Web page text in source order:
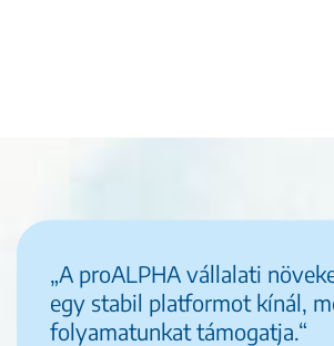
„A proALPHA vállalati
egy stabil platformot kínál,
folyamatunkat támogatja.“